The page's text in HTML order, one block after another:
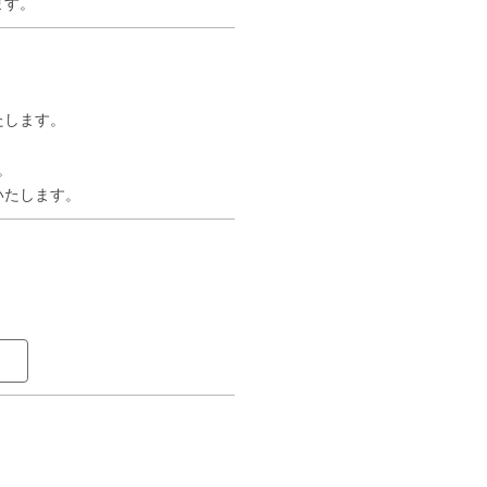
。
ます。
します。